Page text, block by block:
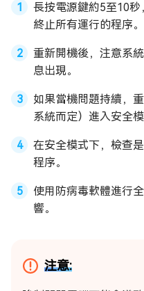
長按電源鍵約5至10
終止所有運行的程序。
重新開機後，注意系
息出現。
如果當機問題持續，
系統而定）進入安全
在安全模式下，檢查
程序。
使用防病毒軟體進行
響。
注意: